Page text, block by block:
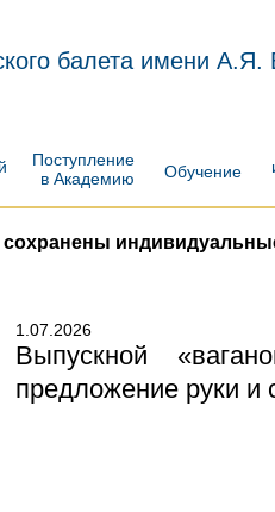
балета имени А.Я.
Поступление
в Академию
Обучение
сохранены
1.07.2026
Выпускной
предложение руки и